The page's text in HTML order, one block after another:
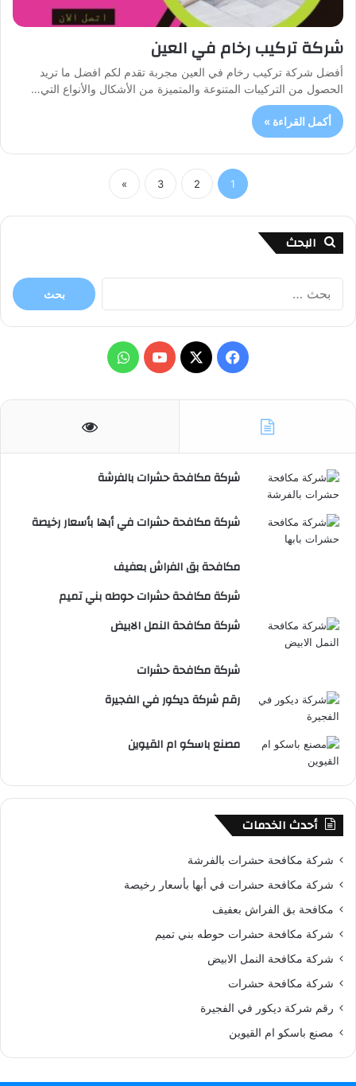
شركة تركيب رخام في العين
أفضل شركة تركيب رخام في العين مجربة تقدم لكم افضل ما تريد
الحصول من التركيبات المتنوعة والمتميزة من الأشكال والأنواع التي…
أكمل القراءة »
1
2
3
»
البحث
البحث
عن:
فيسبوك
X يوتيوبواتساب
شركة مكافحة حشرات بالفرشة
شركة مكافحة حشرات في أبها بأسعار رخيصة
مكافحة بق الفراش بعفيف
شركة مكافحة حشرات حوطه بني تميم
شركة مكافحة النمل الابيض
شركة مكافحة حشرات
رقم شركة ديكور في الفجيرة
مصنع باسكو ام القيوين
أحدث الخدمات
شركة مكافحة حشرات بالفرشة
شركة مكافحة حشرات في أبها بأسعار رخيصة
مكافحة بق الفراش بعفيف
شركة مكافحة حشرات حوطه بني تميم
شركة مكافحة النمل الابيض
شركة مكافحة حشرات
رقم شركة ديكور في الفجيرة
مصنع باسكو ام القيوين